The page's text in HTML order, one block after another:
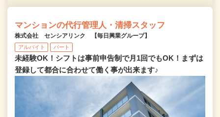
マンションの代行管理人・清掃スタッフ
株式会社 センシアリンク 【毎日興業グループ】
アルバイト パート
未経験OK！シフトは事前申告制で月1回でもOK！まずは
登録して都合に合わせて働く事が出来ます♪